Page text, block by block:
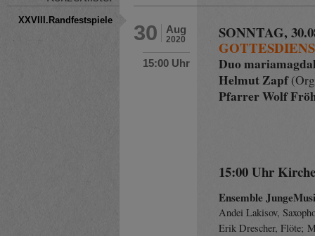
Aug
2020
30
15:00 Uhr
SONNTAG,
Duo
Helmut Zapf
Pfarrer Wolf
15:00 Uhr
Ensemble
Andei Lakisov,
Erik Drescher, Flöte;
XXVIII.Randfestspiele